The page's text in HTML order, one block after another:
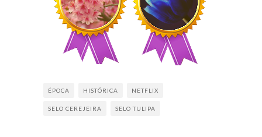
ÉPOCA HISTÓRICA NETFLIX
SELO CEREJEIRA SELO TULIPA